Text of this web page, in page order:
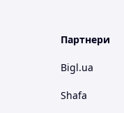
Партнери
Bigl.ua
Shafa